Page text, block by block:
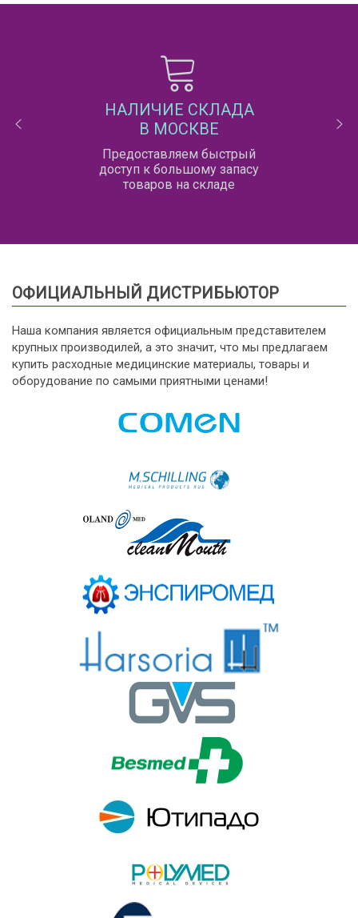
НАЛИЧИЕ СКЛАДА
В МОСКВЕ
Предоставляем быстрый
доступ к большому запасу
товаров на складе
ОФИЦИАЛЬНЫЙ ДИСТРИБЬЮТОР
Наша компания является официальным представителем
крупных производилей, а это значит, что мы предлагаем
купить расходные медицинские материалы, товары и
оборудование по самыми приятными ценами!